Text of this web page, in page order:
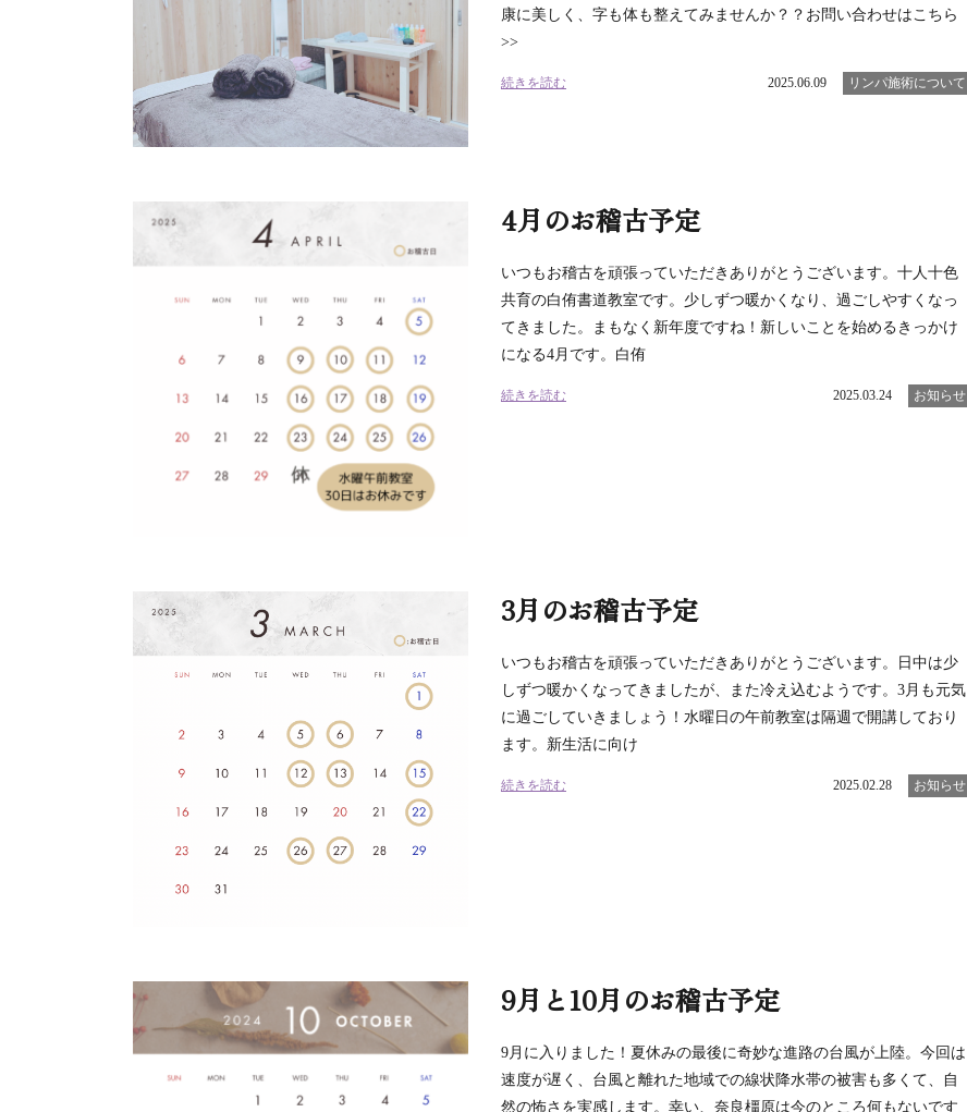
康に美しく、字も体も整えてみませんか？？お問い合わせはこちら
>>
続きを読む 2025.06.09 リンパ施術について
4月のお稽古予定
いつもお稽古を頑張っていただきありがとうございます。十人十色
共育の白侑書道教室です。少しずつ暖かくなり、過ごしやすくなっ
てきました。まもなく新年度ですね！新しいことを始めるきっかけ
になる4月です。白侑
続きを読む 2025.03.24 お知らせ
3月のお稽古予定
いつもお稽古を頑張っていただきありがとうございます。日中は少
しずつ暖かくなってきましたが、また冷え込むようです。3月も元気
に過ごしていきましょう！水曜日の午前教室は隔週で開講しており
ます。新生活に向け
続きを読む 2025.02.28 お知らせ
9月と10月のお稽古予定
9月に入りました！夏休みの最後に奇妙な進路の台風が上陸。今回は
速度が遅く、台風と離れた地域での線状降水帯の被害も多くて、自
然の怖さを実感します。幸い、奈良橿原は今のところ何もないです